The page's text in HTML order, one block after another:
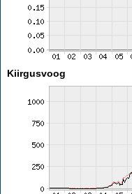
Kiirgusvoog